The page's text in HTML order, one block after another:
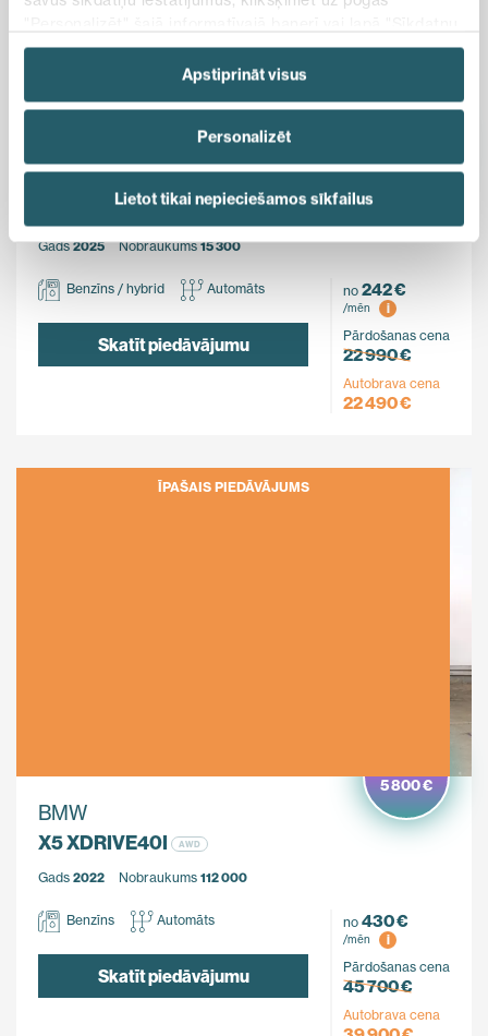
politika". Vairāk informācijas par sīkdatnēm ir pieejama
šajā informatīvajā banerī un mūsu Sīkdatņu politikā.
Apstiprināt visus
Personalizēt
Lietot tikai nepieciešamos sīkfailus
ZS Hybrid+
Gads2025 Nobraukums15 300
Benzīns / hybrid Automāts
Skatīt piedāvājumu
no 242 €
/mēn
i
Pārdošanas cena
22 990 €
Autobrava cena
22 490 €
ĪPAŠAIS PIEDĀVĀJUMS
BMW
X5 XDRIVE40I
AWD
Gads 2022 Nobraukums 112 000
5 800 €
Benzīns Automāts
Skatīt piedāvājumu
no 430 €
/mēn
i
Pārdošanas cena
45 700 €
Autobrava cena